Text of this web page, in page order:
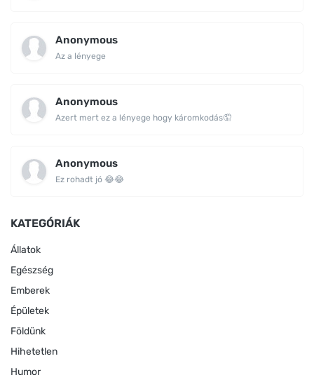
Anonymous
Az a lényege
Anonymous
Azert mert ez a lényege hogy káromkodás🤦
Anonymous
Ez rohadt jó 😂😂
KATEGÓRIÁK
Állatok
Egészség
Emberek
Épületek
Földünk
Hihetetlen
Humor